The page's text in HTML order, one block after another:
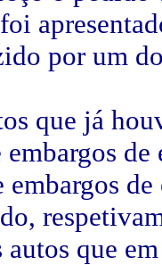
por um
que já
embargos
embargos
que